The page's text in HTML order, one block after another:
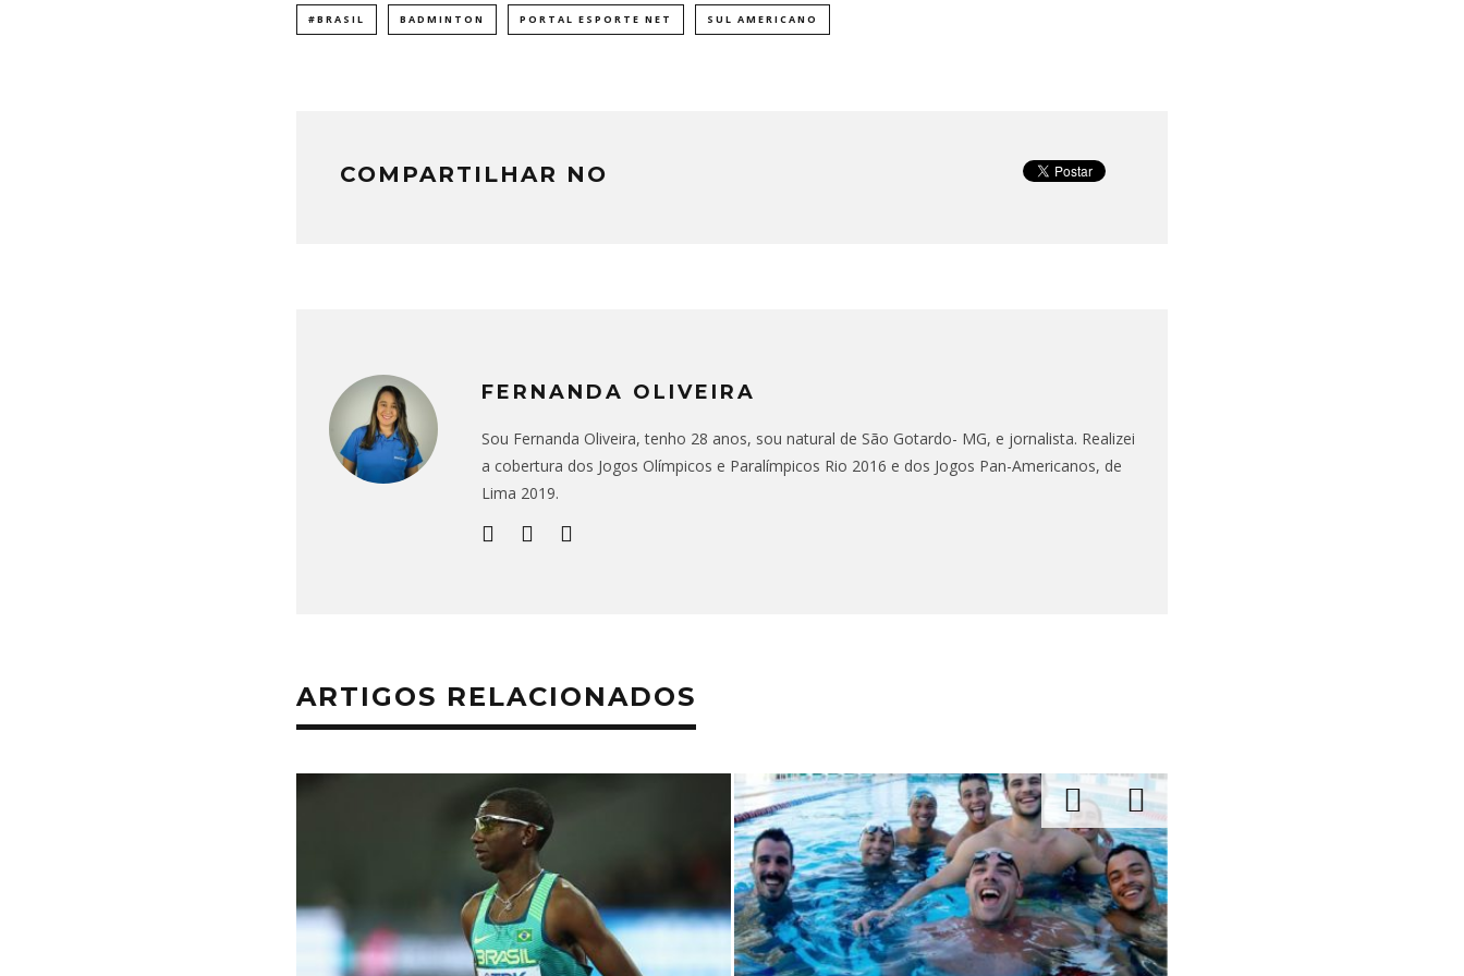
#BRASIL BADMINTON PORTAL ESPORTE NET SUL AMERICANO
COMPARTILHAR NO
FERNANDA OLIVEIRA
Sou Fernanda Oliveira, tenho 28 anos, sou natural de São Gotardo- MG, e jornalista. Realizei
a cobertura dos Jogos Olímpicos e Paralímpicos Rio 2016 e dos Jogos Pan-Americanos, de
Lima 2019.
ARTIGOS RELACIONADOS